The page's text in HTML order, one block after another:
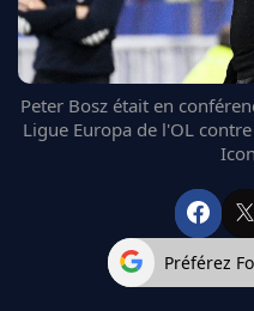
ARSENAL
BAYERN
L'AVIS DE LA RÉDAC'
Peter Bosz était en
Ligue Europa de l'OL
Préférez